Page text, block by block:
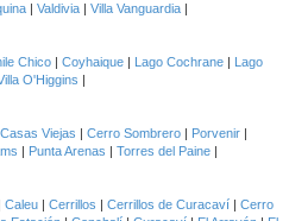
| Valdivia | Villa Vanguardia |
Chico | Coyhaique | Lago Cochrane | Lago
O'Higgins |
Casas Viejas | Cerro Sombrero | Porvenir |
| Punta Arenas | Torres del Paine |
Caleu | Cerrillos | Cerrillos de Curacaví | Cerro